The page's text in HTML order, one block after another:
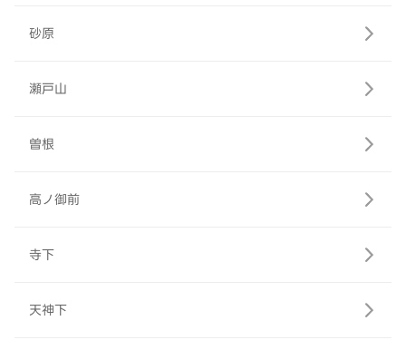
砂原
瀬戸山
曽根
高ノ御前
寺下
天神下